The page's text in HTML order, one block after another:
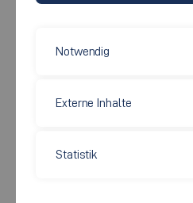
Notwendig
Externe Inhalte
Statistik